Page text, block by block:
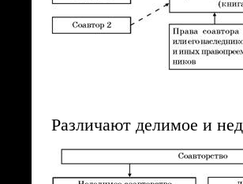
Различают делимое и